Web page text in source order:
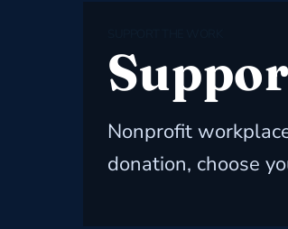
Nonprofit
donation, choose